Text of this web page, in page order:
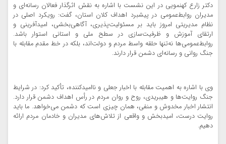
دکتر زارع کهنمویی در این نشست با اشاره به نقش اثرگذار فعالان رسانه‌ای و
مدیران روابط‌عمومی در پیشبرد اهداف کلان استان، گفت: رویکرد اصلی در
نظام مدیریتی امروز باید بر مسئولیت‌پذیری، آگاهی‌بخشی، امیدآفرینی و
ارتقای آموزش و ظرفیت‌سازی در سطح ملی و استانی استوار باشد.
روابط‌عمومی‌ها نه‌تنها حلقه واسط مردم و دولت‌اند، بلکه در خط مقدم مقابله با
جنگ روانی و رسانه‌ای دشمن قرار دارند.
وی با اشاره به اهمیت مقابله با اخبار جعلی و ناامیدکننده، تأکید کرد: در شرایط
جنگ روایت‌ها و هیبریدی، روح و روان مردم در رأس اهداف دشمن قرار دارد.
انتشار اخبار مخدوش و منفی، همان چیزی است که دشمن می‌خواهد. ما باید
روایت درست، امیدبخش و واقعی از تلاش‌های مدیران و خادمان مردم ارائه
دهیم.